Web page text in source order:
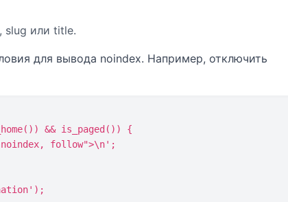
slug или title.
для вывода noindex. Например, отключить